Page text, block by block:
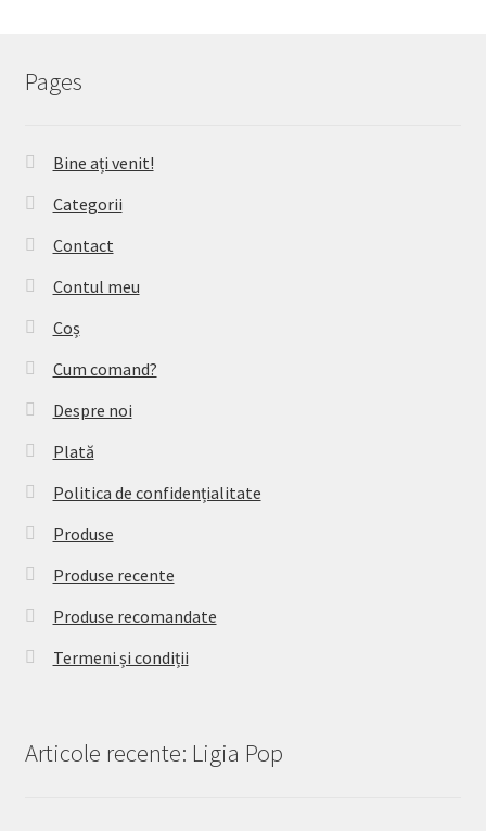
Pages
Bine ați venit!
Categorii
Contact
Contul meu
Coș
Cum comand?
Despre noi
Plată
Politica de confidențialitate
Produse
Produse recente
Produse recomandate
Termeni și condiții
Articole recente: Ligia Pop